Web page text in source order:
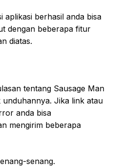
aplikasi berhasil anda bisa
dengan beberapa fitur
diatas.
tentang Sausage Man
Jika link atau
anda bisa
mengirim beberapa
senang.